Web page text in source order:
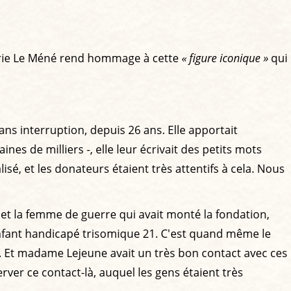
Le Méné rend hommage à cette« figure iconique » qui
interruption, depuis 26 ans. Elle apportait
de milliers -, elle leur écrivait des petits mots
et les donateurs étaient très attentifs à cela. Nous
la femme de guerre qui avait monté la fondation,
handicapé trisomique 21. C'est quand même le
madame Lejeune avait un très bon contact avec ces
ce contact-là, auquel les gens étaient très